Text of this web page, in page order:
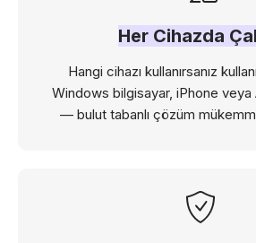
Her Cihazda
Hangi cihazı kullanırsanız
Windows bilgisayar, iPhone
— bulut tabanlı çözüm